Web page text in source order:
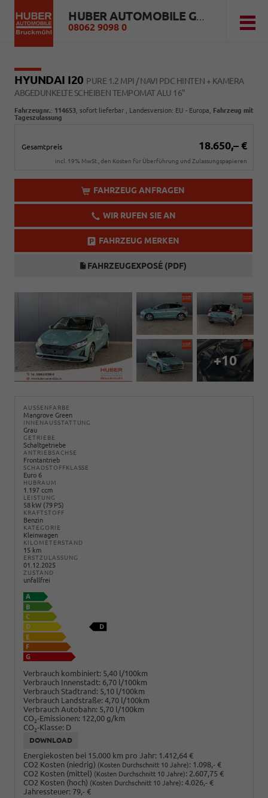
HUBER AUTOMOBILE GMBH
08062 9098 0
HYUNDAI I20 PURE 1.2 MPI / NAVI PDC HINTEN + KAMERA
ABGEDUNKELTE SCHEIBEN TEMPOMAT ALU 16"
Fahrzeugnr.: 114653 sofort lieferbar , Landesversion: EU - Europa, Fahrzeug mit
Tageszulassung
Gesamtpreis 18.650,– €
incl. 19% MwSt., den Kosten für Überführung und Zulassungspapieren
FAHRZEUG ANFRAGEN
WIR RUFEN SIE AN
FAHRZEUG MERKEN
FAHRZEUGEXPOSÉ (PDF)
+10
AUSSENFARBE
Mangrove Green
INNENAUSSTATTUNG
Grau
GETRIEBE
Schaltgetriebe
ANTRIEBSACHSE
Frontantrieb
SCHADSTOFFKLASSE
Euro 6
HUBRAUM
1.197 ccm
LEISTUNG
58 kW (79 PS)
KRAFTSTOFF
Benzin
KATEGORIE
Kleinwagen
KILOMETERSTAND
15 km
ERSTZULASSUNG
01.12.2025
ZUSTAND
unfallfrei
Verbrauch kombiniert: 5,40 l/100km
Verbrauch Innenstadt: 6,70 l/100km
Verbrauch Stadtrand: 5,10 l/100km
Verbrauch Landstraße: 4,70 l/100km
Verbrauch Autobahn: 5,70 l/100km
CO2-Emissionen: 122,00 g/km
CO2-Klasse: D
DOWNLOAD
Energiekosten bei 15.000 km pro Jahr: 1.412,64 €
CO2 Kosten (niedrig) (Kosten Durchschnitt 10 Jahre): 1.098,- €
CO2 Kosten (mittel) (Kosten Durchschnitt 10 Jahre): 2.607,75 €
CO2 Kosten (hoch) (Kosten Durchschnitt 10 Jahre): 4.026,- €
Jahressteuer: 79,- €